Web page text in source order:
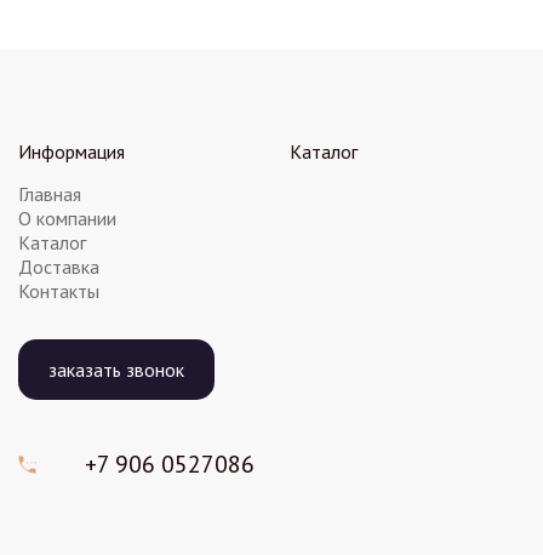
Информация
Главная
О компании
Каталог
Доставка
Контакты
Каталог
заказать звонок
+7 906 0527086